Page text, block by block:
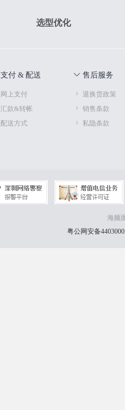
选型优化
支付 & 配送
网上支付
汇款&转帐
配送方式
售后服务
退换货政策
销售条款
私隐条款
海频
粤公网安备